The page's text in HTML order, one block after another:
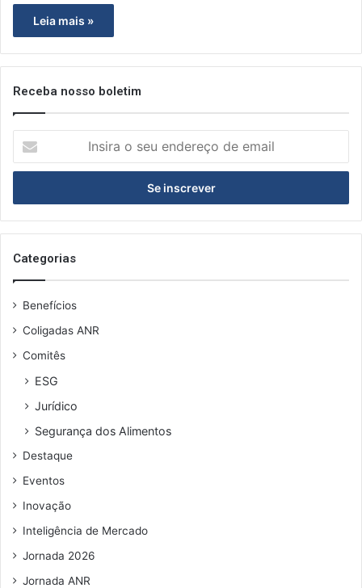
Leia mais »
Receba nosso boletim
s
r
a
s
e
n
e
e
e
a
i
Categorias
Benefícios
Coligadas ANR
Comitês
ESG
Jurídico
Segurança dos Alimentos
Destaque
Eventos
Inovação
Inteligência de Mercado
Jornada 2026
Jornada ANR